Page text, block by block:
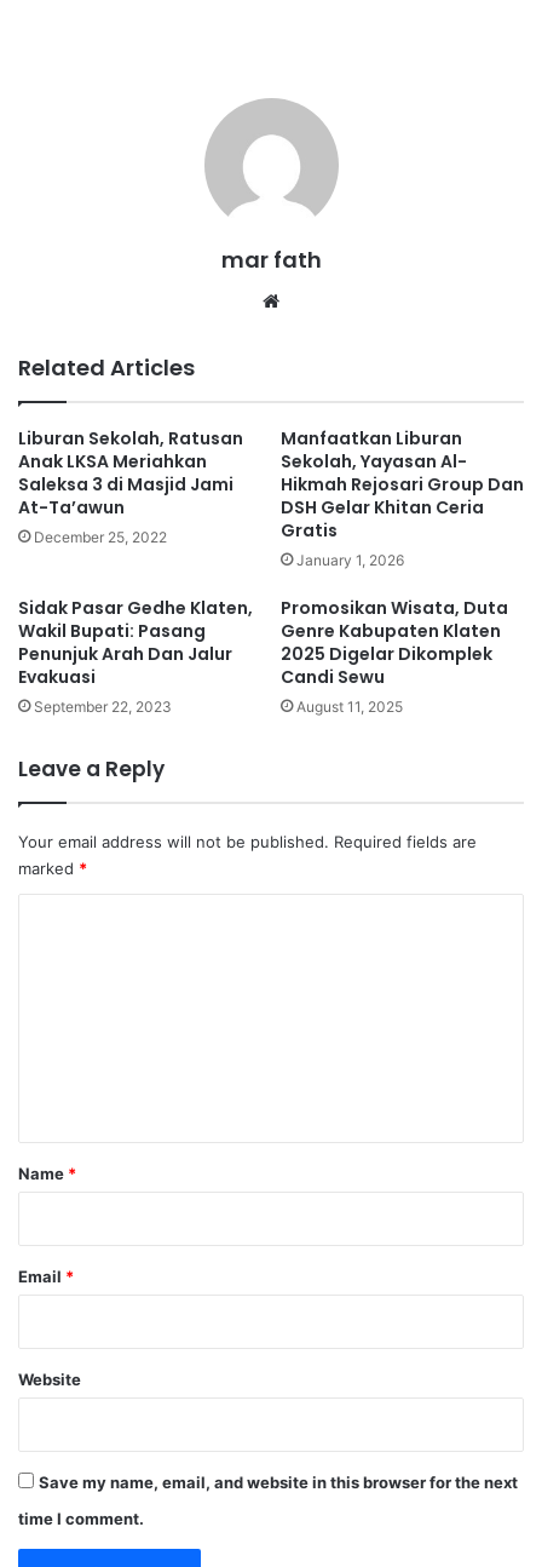
mar fath
Related Articles
Liburan Sekolah, Ratusan
Anak LKSA Meriahkan
Saleksa 3 di Masjid Jami
At-Ta’awun
December 25, 2022
Manfaatkan Liburan
Sekolah, Yayasan Al-
Hikmah Rejosari Group Dan
DSH Gelar Khitan Ceria
Gratis
January 1, 2026
Sidak Pasar Gedhe Klaten,
Wakil Bupati: Pasang
Penunjuk Arah Dan Jalur
Evakuasi
September 22, 2023
Promosikan Wisata, Duta
Genre Kabupaten Klaten
2025 Digelar Dikomplek
Candi Sewu
August 11, 2025
Leave a Reply
Your email address will not be published. Required fields are
marked *
Name *
Email *
Website
Save my name, email, and website in this browser for the next
time I comment.